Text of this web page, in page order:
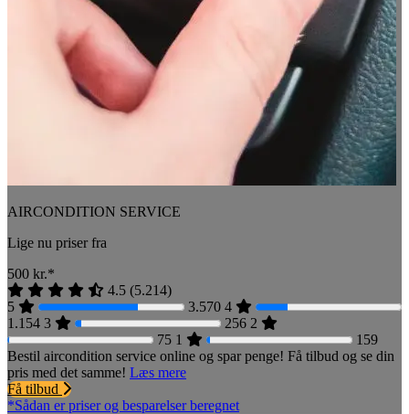
AIRCONDITION SERVICE
Lige nu priser fra
500 kr.*
4.5 (5.214)
5
3.570 4
1.154 3 256 2
75 1
159
Bestil aircondition service online og spar penge! Få tilbud og se din
pris med det samme! Læs mere
Få tilbud
*Sådan er priser og besparelser beregnet